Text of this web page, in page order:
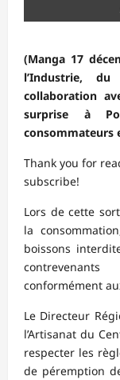
(Manga 17
l’Industrie,
collaboration
surprise à
consommateurs
Thank you for
subscribe!
Lors de cette
la
boissons
conformément
Le Directeur
l’Artisanat du
respecter les
de péremption